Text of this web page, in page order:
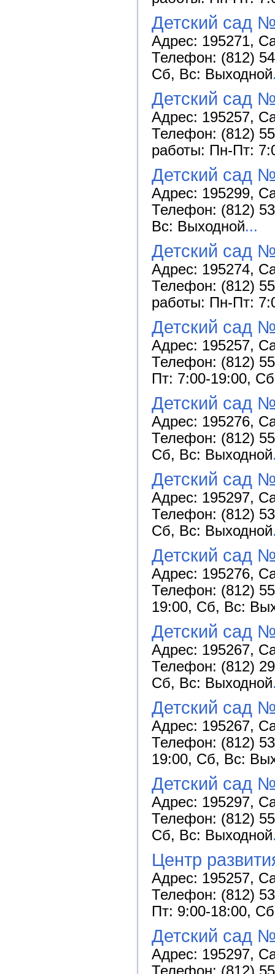
Детский сад
Адрес: 195271,
Телефон: (812)
Сб, Вс: Выходной
Детский сад
Адрес: 195257,
Телефон: (812)
работы: Пн-Пт:
Детский сад
Адрес: 195299,
Телефон: (812)
Вс: Выходной...
Детский сад
Адрес: 195274,
Телефон: (812)
работы: Пн-Пт:
Детский сад
Адрес: 195257,
Телефон: (812)
Пт: 7:00-19:00,
Детский сад
Адрес: 195276,
Телефон: (812)
Сб, Вс: Выходной
Детский сад
Адрес: 195297,
Телефон: (812)
Сб, Вс: Выходной
Детский сад
Адрес: 195276,
Телефон: (812)
19:00, Сб, Вс:
Детский сад
Адрес: 195267,
Телефон: (812)
Сб, Вс: Выходной
Детский сад
Адрес: 195267,
Телефон: (812)
19:00, Сб, Вс:
Детский сад
Адрес: 195297,
Телефон: (812)
Сб, Вс: Выходной
Центр
Адрес: 195257,
Телефон: (812)
Пт: 9:00-18:00,
Детский сад
Адрес: 195297,